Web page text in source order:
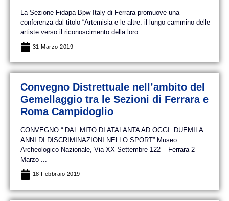
La Sezione Fidapa Bpw Italy di Ferrara promuove una
conferenza dal titolo “Artemisia e le altre: il lungo cammino delle
artiste verso il riconoscimento della loro ...
31 Marzo 2019
Convegno Distrettuale nell’ambito del
Gemellaggio tra le Sezioni di Ferrara e
Roma Campidoglio
CONVEGNO “ DAL MITO DI ATALANTA AD OGGI: DUEMILA
ANNI DI DISCRIMINAZIONI NELLO SPORT” Museo
Archeologico Nazionale, Via XX Settembre 122 – Ferrara 2
Marzo ...
18 Febbraio 2019